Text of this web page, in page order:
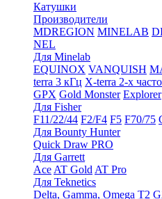
Катушки
Производители
MDREGION MINELAB
NEL
Для Minelab
EQUINOX VANQUISH
terra 3 кГц X-terra 2-х
GPX Gold Monster Explorer
Для Fisher
F11/22/44 F2/F4 F5 F70/75
Для Bounty Hunter
Quick Draw PRO
Для Garrett
Ace AT Gold AT Pro
Для Teknetics
Delta, Gamma, Omega Т2